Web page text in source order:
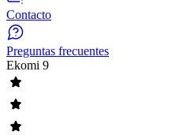
Contacto
Preguntas frecuentes
Ekomi 9